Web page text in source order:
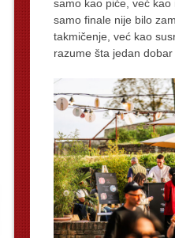
samo kao piće, već
samo finale nije bilo
takmičenje, već kao
razume šta jedan